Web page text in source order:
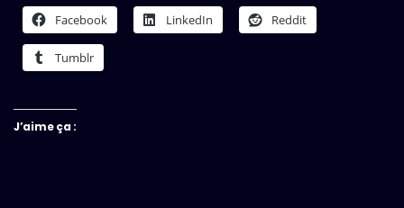
Facebook LinkedIn Reddit
Tumblr
J’aime ça :